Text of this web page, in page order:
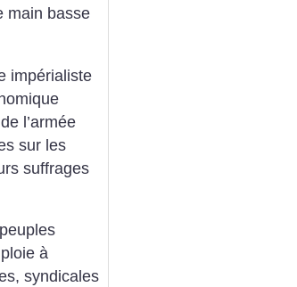
main basse
impérialiste
l’armée
sur les
suffrages
à
syndicales